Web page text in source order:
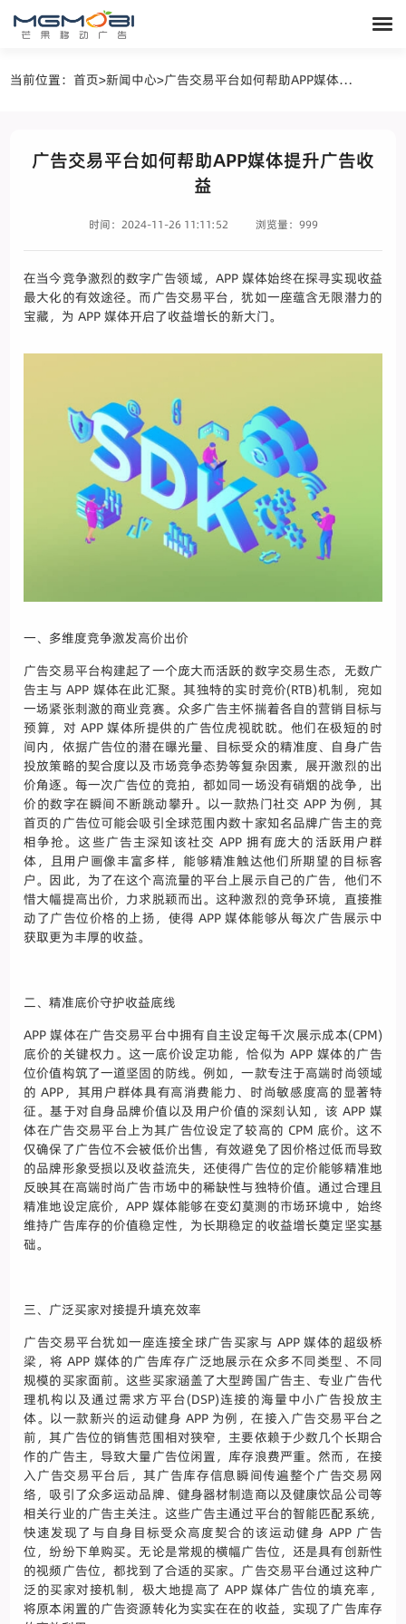
当前位置：首页>新闻中心> 广告交易平台如何帮助APP媒体提升广告收益
广告交易平台如何帮助APP媒体提升广告收
益
时间：2024-11-26 11:11:52 浏览量：999
在当今竞争激烈的数字广告领域，APP 媒体始终在探寻实现收益
最大化的有效途径。而广告交易平台，犹如一座蕴含无限潜力的
宝藏，为 APP 媒体开启了收益增长的新大门。
一、多维度竞争激发高价出价
广告交易平台构建起了一个庞大而活跃的数字交易生态，无数广
告主与 APP 媒体在此汇聚。其独特的实时竞价(RTB)机制，宛如
一场紧张刺激的商业竞赛。众多广告主怀揣着各自的营销目标与
预算，对 APP 媒体所提供的广告位虎视眈眈。他们在极短的时
间内，依据广告位的潜在曝光量、目标受众的精准度、自身广告
投放策略的契合度以及市场竞争态势等复杂因素，展开激烈的出
价角逐。每一次广告位的竞拍，都如同一场没有硝烟的战争，出
价的数字在瞬间不断跳动攀升。以一款热门社交 APP 为例，其
首页的广告位可能会吸引全球范围内数十家知名品牌广告主的竞
相争抢。这些广告主深知该社交 APP 拥有庞大的活跃用户群
体，且用户画像丰富多样，能够精准触达他们所期望的目标客
户。因此，为了在这个高流量的平台上展示自己的广告，他们不
惜大幅提高出价，力求脱颖而出。这种激烈的竞争环境，直接推
动了广告位价格的上扬，使得 APP 媒体能够从每次广告展示中
获取更为丰厚的收益。
二、精准底价守护收益底线
APP 媒体在广告交易平台中拥有自主设定每千次展示成本(CPM)
底价的关键权力。这一底价设定功能，恰似为 APP 媒体的广告
位价值构筑了一道坚固的防线。例如，一款专注于高端时尚领域
的 APP，其用户群体具有高消费能力、时尚敏感度高的显著特
征。基于对自身品牌价值以及用户价值的深刻认知，该 APP 媒
体在广告交易平台上为其广告位设定了较高的 CPM 底价。这不
仅确保了广告位不会被低价出售，有效避免了因价格过低而导致
的品牌形象受损以及收益流失，还使得广告位的定价能够精准地
反映其在高端时尚广告市场中的稀缺性与独特价值。通过合理且
精准地设定底价，APP 媒体能够在变幻莫测的市场环境中，始终
维持广告库存的价值稳定性，为长期稳定的收益增长奠定坚实基
础。
三、广泛买家对接提升填充效率
广告交易平台犹如一座连接全球广告买家与 APP 媒体的超级桥
梁，将 APP 媒体的广告库存广泛地展示在众多不同类型、不同
规模的买家面前。这些买家涵盖了大型跨国广告主、专业广告代
理机构以及通过需求方平台(DSP)连接的海量中小广告投放主
体。以一款新兴的运动健身 APP 为例，在接入广告交易平台之
前，其广告位的销售范围相对狭窄，主要依赖于少数几个长期合
作的广告主，导致大量广告位闲置，库存浪费严重。然而，在接
入广告交易平台后，其广告库存信息瞬间传遍整个广告交易网
络，吸引了众多运动品牌、健身器材制造商以及健康饮品公司等
相关行业的广告主关注。这些广告主通过平台的智能匹配系统，
快速发现了与自身目标受众高度契合的该运动健身 APP 广告
位，纷纷下单购买。无论是常规的横幅广告位，还是具有创新性
的视频广告位，都找到了合适的买家。广告交易平台通过这种广
泛的买家对接机制，极大地提高了 APP 媒体广告位的填充率，
将原本闲置的广告资源转化为实实在在的收益，实现了广告库存